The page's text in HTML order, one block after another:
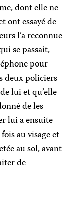
dont elle ne
ont essayé de
l’a reconnue
se passait,
pour
deux policiers
lui et qu’elle
de les
lui a ensuite
au visage et
au sol, avant
de